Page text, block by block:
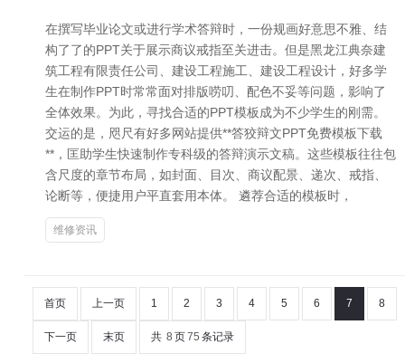
在撰写毕业论文或进行学术答辩时，一份规画好意思不雅、结
构了了的PPT关于展示商议戒指至关进击。但是黑龙江典奈建
筑工程有限责任公司、建设工程施工、建设工程设计，好多学
生在制作PPT时常常面对排版唠叨、配色不妥等问题，影响了
全体效果。为此，寻找合适的PPT模板成为不少学生的刚需。
交运的是，咫尺有好多网站提供**答狡辩文PPT免费模板下载
**，匡助学生快速制作专科级的答辩演示文稿。这些模板往往包
含尺度的章节布局，如封面、目次、商议配景、递次、戒指、
论断等，便捷用户平直套用本体。 遴荐合适的模板时，
维修资讯
首页 上一页 1 2 3 4 5 6 7 8
下一页 末页 共 8 页75 条记录